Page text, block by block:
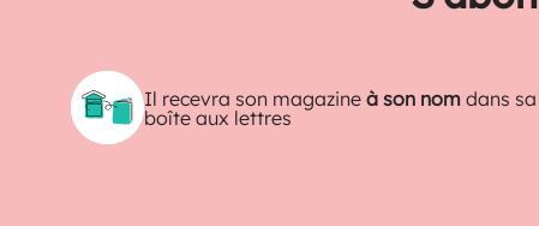
Il recevra son magazineà son nom dans sa
boîte aux lettres